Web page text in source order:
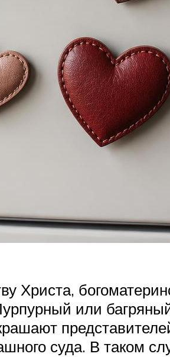
Христа,
или
суда. В таком